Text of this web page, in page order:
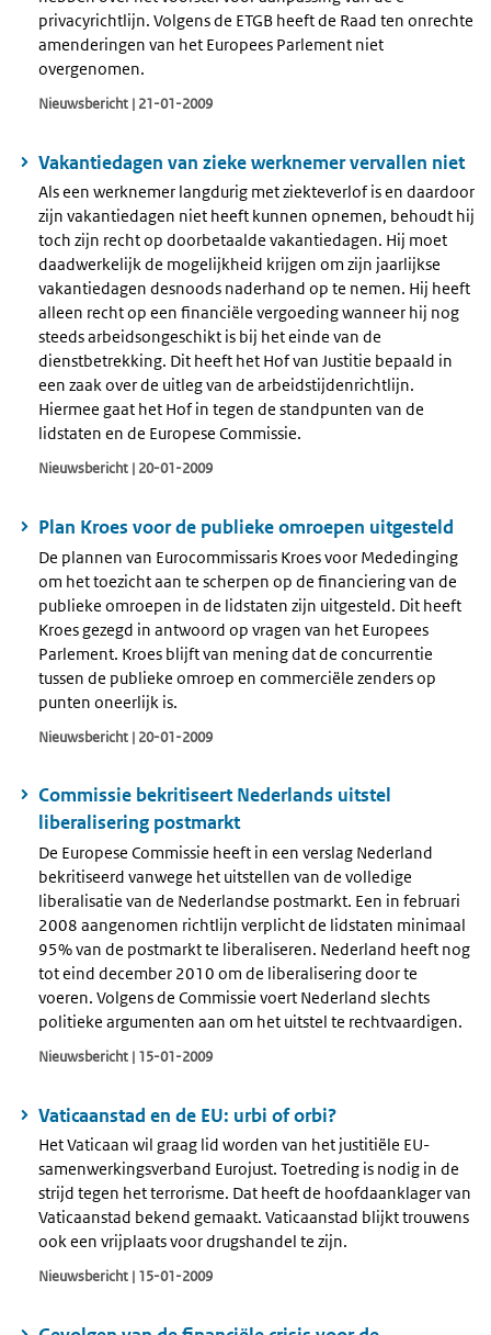
privacyrichtlijn. Volgens de ETGB heeft de Raad ten onrechte
amenderingen van het Europees Parlement niet
overgenomen.
Nieuwsbericht | 21-01-2009
Vakantiedagen van zieke werknemer vervallen niet
Als een werknemer langdurig met ziekteverlof is en daardoor
zijn vakantiedagen niet heeft kunnen opnemen, behoudt hij
toch zijn recht op doorbetaalde vakantiedagen. Hij moet
daadwerkelijk de mogelijkheid krijgen om zijn jaarlijkse
vakantiedagen desnoods naderhand op te nemen. Hij heeft
alleen recht op een financiële vergoeding wanneer hij nog
steeds arbeidsongeschikt is bij het einde van de
dienstbetrekking. Dit heeft het Hof van Justitie bepaald in
een zaak over de uitleg van de arbeidstijdenrichtlijn.
Hiermee gaat het Hof in tegen de standpunten van de
lidstaten en de Europese Commissie.
Nieuwsbericht | 20-01-2009
Plan Kroes voor de publieke omroepen uitgesteld
De plannen van Eurocommissaris Kroes voor Mededinging
om het toezicht aan te scherpen op de financiering van de
publieke omroepen in de lidstaten zijn uitgesteld. Dit heeft
Kroes gezegd in antwoord op vragen van het Europees
Parlement. Kroes blijft van mening dat de concurrentie
tussen de publieke omroep en commerciële zenders op
punten oneerlijk is.
Nieuwsbericht | 20-01-2009
Commissie bekritiseert Nederlands uitstel
liberalisering postmarkt
De Europese Commissie heeft in een verslag Nederland
bekritiseerd vanwege het uitstellen van de volledige
liberalisatie van de Nederlandse postmarkt. Een in februari
2008 aangenomen richtlijn verplicht de lidstaten minimaal
95% van de postmarkt te liberaliseren. Nederland heeft nog
tot eind december 2010 om de liberalisering door te
voeren. Volgens de Commissie voert Nederland slechts
politieke argumenten aan om het uitstel te rechtvaardigen.
Nieuwsbericht | 15-01-2009
Vaticaanstad en de EU: urbi of orbi?
Het Vaticaan wil graag lid worden van het justitiële EU-
samenwerkingsverband Eurojust. Toetreding is nodig in de
strijd tegen het terrorisme. Dat heeft de hoofdaanklager van
Vaticaanstad bekend gemaakt. Vaticaanstad blijkt trouwens
ook een vrijplaats voor drugshandel te zijn.
Nieuwsbericht | 15-01-2009